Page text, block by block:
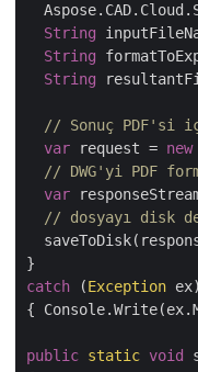
String
String
String
// Sonuç PDF'si
var request = new
// DWG'yi PDF
var
// dosyayı disk
catch (Exception ex)
{
public static void